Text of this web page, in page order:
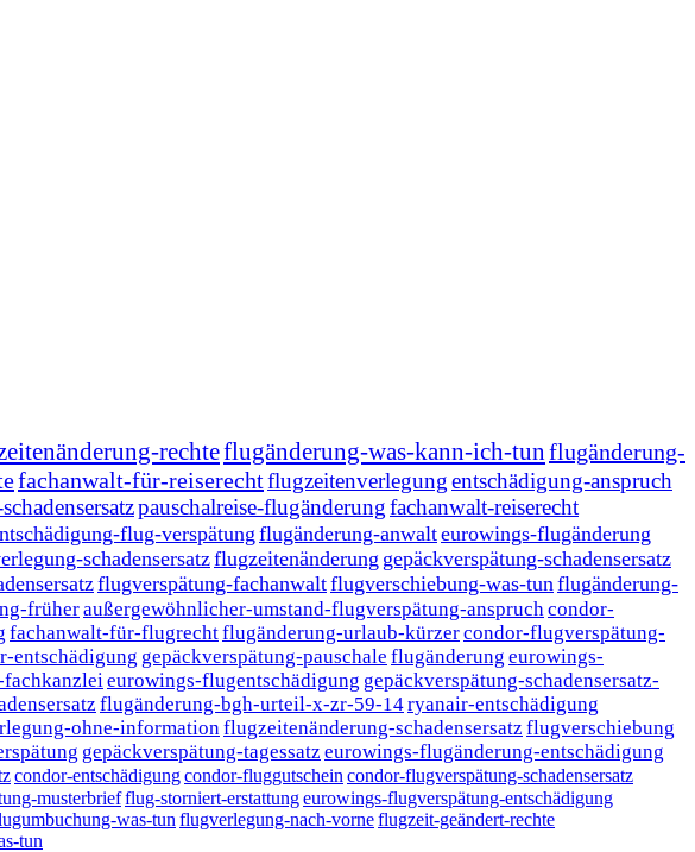
rechteflugänderung-was-kann-ich-tun flugänderung-
fachanwalt-für-reiserechtflugzeitenverlegungentschädigung-anspruch
pauschalreise-flugänderungfachanwalt-reiserecht
flug-verspätung flugänderung-anwalteurowings-flugänderung
schadensersatzflugzeitenänderung gepäckverspätung-schadensersatz
flugverspätung-fachanwaltflugverschiebung-was-tun flugänderung-
früheraußergewöhnlicher-umstand-flugverspätung-anspruch condor-
fachanwalt-für-flugrechtflugänderung-urlaub-kürzercondor-flugverspätung-
entschädigung gepäckverspätung-pauschale flugänderung eurowings-
eurowings-flugentschädigung gepäckverspätung-schadensersatz-
flugänderung-bgh-urteil-x-zr-59-14ryanair-entschädigung
ohne-information flugzeitenänderung-schadensersatz flugverschiebung
gepäckverspätung-tagessatz eurowings-flugänderung-entschädigung
condor-entschädigungcondor-fluggutschein condor-flugverspätung-schadensersatz
musterbriefflug-storniert-erstattungeurowings-flugverspätung-entschädigung
was-tun flugverlegung-nach-vorneflugzeit-geändert-rechte
tun